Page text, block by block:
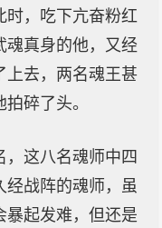
时，吃下亢奋粉红
魂真身的他，又经
上去，两名魂王甚
碎了头。
，这八名魂师中四
经战阵的魂师，虽
暴起发难，但还是